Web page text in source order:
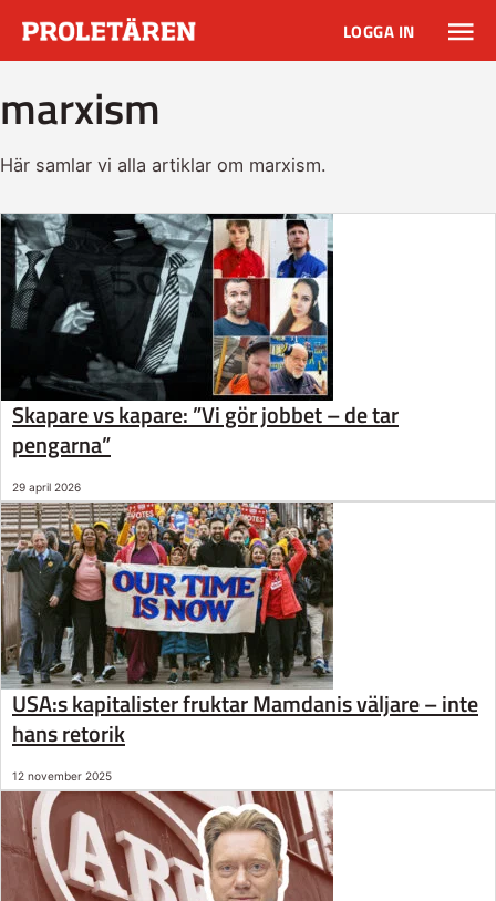
LOGGA IN
marxism
Här samlar vi alla artiklar om marxism.
Skapare vs kapare: ”Vi gör jobbet – de tar
pengarna”
29 april 2026
USA:s kapitalister fruktar Mamdanis väljare – inte
hans retorik
12 november 2025